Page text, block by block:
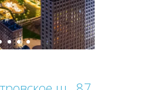
Столиц,
блок